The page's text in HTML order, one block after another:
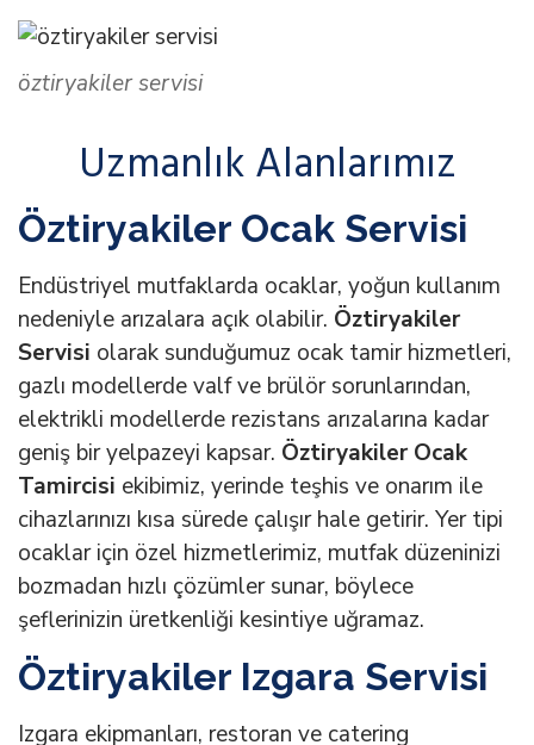
öztiryakiler servisi
Uzmanlık Alanlarımız
Öztiryakiler Ocak Servisi
Endüstriyel mutfaklarda ocaklar, yoğun kullanım
nedeniyle arızalara açık olabilir. Öztiryakiler
Servisi olarak sunduğumuz ocak tamir hizmetleri,
gazlı modellerde valf ve brülör sorunlarından,
elektrikli modellerde rezistans arızalarına kadar
geniş bir yelpazeyi kapsar. Öztiryakiler Ocak
Tamircisi ekibimiz, yerinde teşhis ve onarım ile
cihazlarınızı kısa sürede çalışır hale getirir. Yer tipi
ocaklar için özel hizmetlerimiz, mutfak düzeninizi
bozmadan hızlı çözümler sunar, böylece
şeflerinizin üretkenliği kesintiye uğramaz.
Öztiryakiler Izgara Servisi
Izgara ekipmanları, restoran ve catering